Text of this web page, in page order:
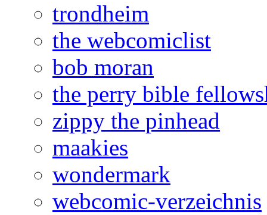
trondheim
the webcomiclist
bob moran
the perry bible
zippy the pinhead
maakies
wondermark
webcomic-verzeichnis